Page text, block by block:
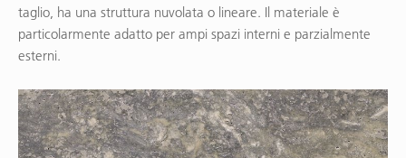
taglio, ha una struttura nuvolata o lineare. Il materiale è
particolarmente adatto per ampi spazi interni e parzialmente
esterni.